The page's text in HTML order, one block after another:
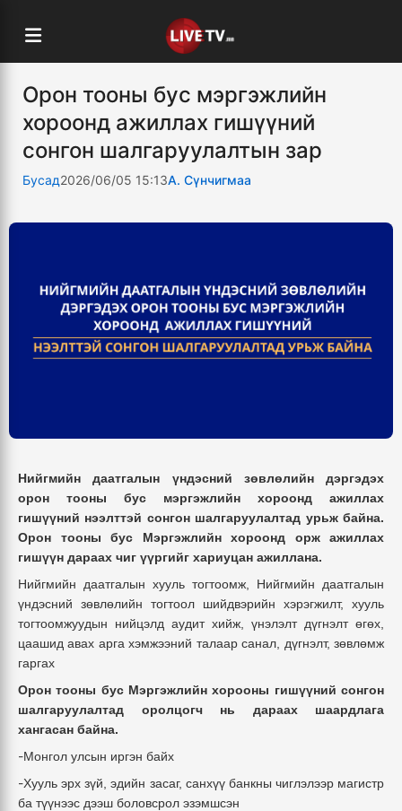
Орон тооны бус мэргэжлийн
хороонд ажиллах гишүүний
сонгон шалгаруулалтын зар
Бусад2026/06/05 15:13А. Сүнчигмаа
Нийгмийн даатгалын үндэсний зөвлөлийн дэргэдэх
орон тооны бус мэргэжлийн хороонд ажиллах
гишүүний нээлттэй сонгон шалгаруулалтад урьж байна.
Орон тооны бус Мэргэжлийн хороонд орж ажиллах
гишүүн дараах чиг үүргийг хариуцан ажиллана.
Нийгмийн даатгалын хууль тогтоомж, Нийгмийн даатгалын
үндэсний
зөвлөлийн тогтоол шийдвэрийн хэрэгжилт, хууль
тогтоомжуудын нийцэлд аудит хийж, үнэлэлт дүгнэлт өгөх,
цаашид авах арга хэмжээний талаар санал, дүгнэлт, зөвлөмж
гаргах
Орон тооны бус Мэргэжлийн хорооны гишүүний сонгон
шалгаруулалтад оролцогч нь дараах шаардлага
хангасан байна.
-Монгол улсын иргэн байх
-Хууль эрх зүй, эдийн засаг, санхүү банкны чиглэлээр магистр
ба түүнээс дээш боловсрол эзэмшсэн